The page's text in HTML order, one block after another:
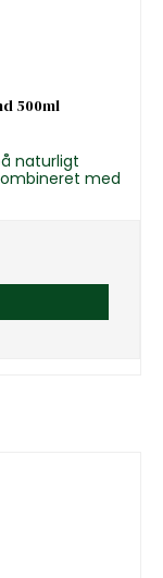
500ml
naturligt
med